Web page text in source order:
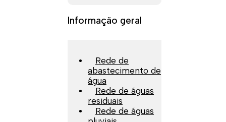
Informação geral
Rede de
abastecimento de
água
Rede de águas
residuais
Rede de águas